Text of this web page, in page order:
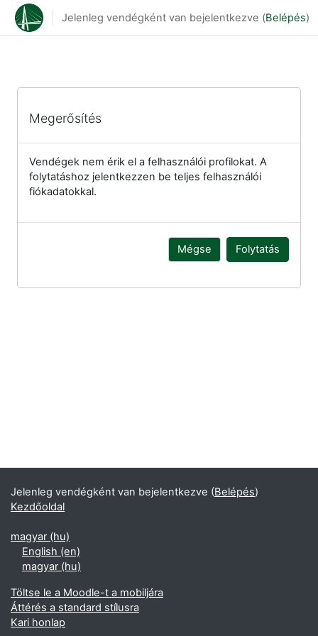
Tovább a fő tartalomhoz
Jelenleg vendégként van bejelentkezve (Belépés)
Megerősítés
Vendégek nem érik el a felhasználói profilokat. A
folytatáshoz jelentkezzen be teljes felhasználói
fiókadatokkal.
Mégse Folytatás
Jelenleg vendégként van bejelentkezve (Belépés)
Kezdőoldal
magyar ‎(hu)‎
English ‎(en)‎
magyar ‎(hu)‎
Töltse le a Moodle-t a mobiljára
Áttérés a standard stílusra
Kari honlap